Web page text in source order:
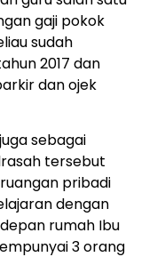
gaji pokok
sudah
2017 dan
dan ojek
sebagai
tersebut
pribadi
dengan
rumah Ibu
3 orang